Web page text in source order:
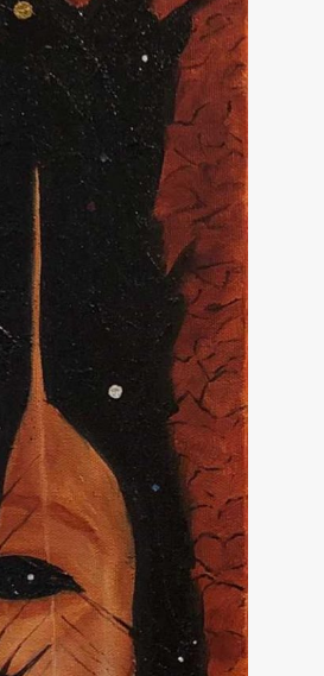
or ESC to close